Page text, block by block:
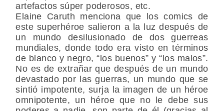
artefactos súper poderosos, etc.
Elaine Caruth menciona que los comics de
este superhéroe salieron a la luz después de
un mundo desilusionado de dos guerreas
mundiales, donde todo era visto en términos
de blanco y negro, “los buenos” y “los malos”.
No es de extrañar que después de un mundo
devastado por las guerras, un mundo que se
sintió impotente, surja la imagen de un héroe
omnipotente, un héroe que no le debe sus